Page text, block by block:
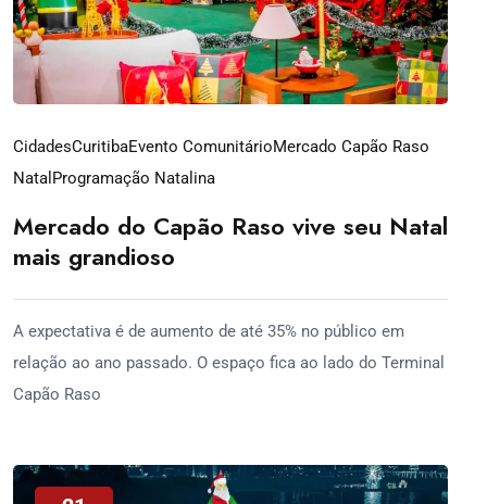
CidadesCuritibaEvento ComunitárioMercado Capão Raso
Natal Programação Natalina
Mercado do Capão Raso vive seu Natal
mais grandioso
A expectativa é de aumento de até 35% no público em
relação ao ano passado. O espaço fica ao lado do Terminal
Capão Raso